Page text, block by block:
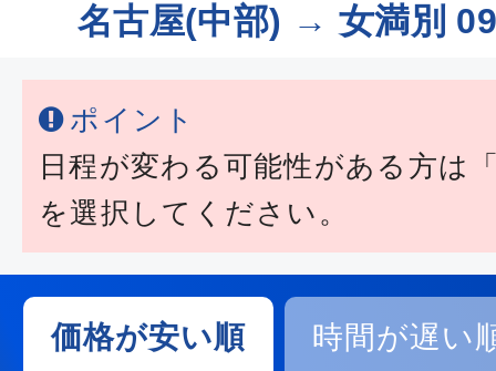
名古屋(中部) → 女満別
ポイント
日程が変わる可能性がある方は
を選択してください。
価格が安い順 時間が遅い